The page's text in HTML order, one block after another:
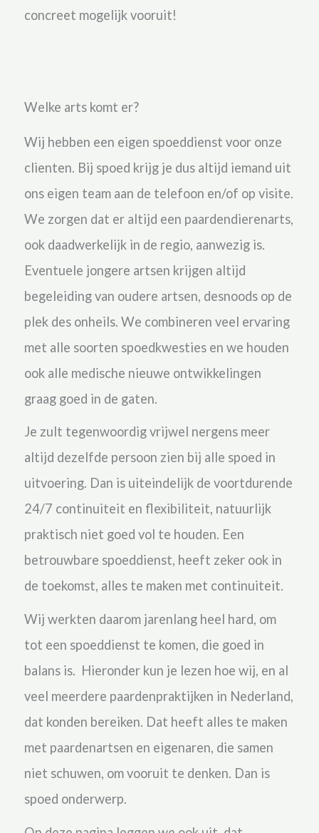
concreet mogelijk vooruit!
Welke arts komt er?
Wij hebben een eigen spoeddienst voor onze
clienten. Bij spoed krijg je dus altijd iemand uit
ons eigen team aan de telefoon en/of op visite.
We zorgen dat er altijd een paardendierenarts,
ook daadwerkelijk in de regio, aanwezig is.
Eventuele jongere artsen krijgen altijd
begeleiding van oudere artsen, desnoods op de
plek des onheils. We combineren veel ervaring
met alle soorten spoedkwesties en we houden
ook alle medische nieuwe ontwikkelingen
graag goed in de gaten.
Je zult tegenwoordig vrijwel nergens meer
altijd dezelfde persoon zien bij alle spoed in
uitvoering. Dan is uiteindelijk de voortdurende
24/7 continuiteit en flexibiliteit, natuurlijk
praktisch niet goed vol te houden. Een
betrouwbare spoeddienst, heeft zeker ook in
de toekomst, alles te maken met continuiteit.
Wij werkten daarom jarenlang heel hard, om
tot een spoeddienst te komen, die goed in
balans is. Hieronder kun je lezen hoe wij, en al
veel meerdere paardenpraktijken in Nederland,
dat konden bereiken. Dat heeft alles te maken
met paardenartsen en eigenaren, die samen
niet schuwen, om vooruit te denken. Dan is
spoed onderwerp.